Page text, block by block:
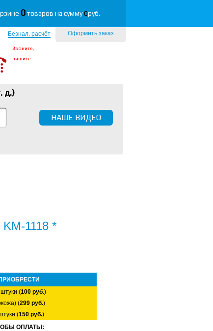
0товаров на сумму0руб.
Оформить заказ
Безнал. расчёт
Звоните,
пишите
д.)
НАШЕ ВИДЕО
1118 *
(100 руб.)
(299 руб.)
(150 руб.)
ОПЛАТЫ: